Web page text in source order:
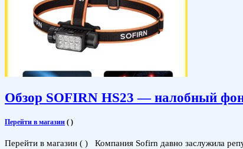
Обзор SOFIRN HS23 — налобный
Перейти в магазин ( )
Перейти в магазин ( ) Компания Sofirn давно заслужила